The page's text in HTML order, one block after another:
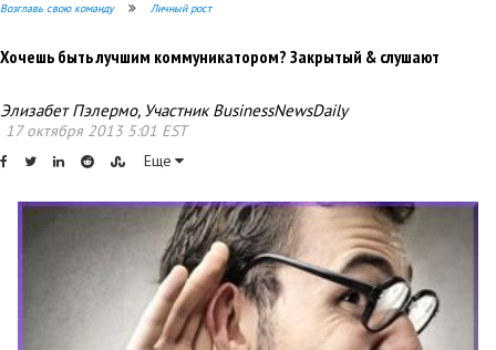
Возглавь свою команду Личный рост
Хочешь быть лучшим коммуникатором? Закрытый & слушают
Элизабет Пэлермо, Участник BusinessNewsDaily
17 октября 2013 5:01 EST
Еще